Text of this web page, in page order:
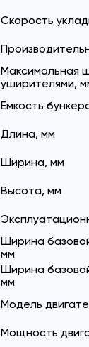
Скорость
Максимальная
уширителями,
Емкость
Длина, мм
Ширина, мм
Высота, мм
Ширина
мм
Ширина
мм
Модель
Мощность